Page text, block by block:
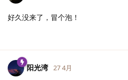
好久没来了，冒个泡！
阳光湾 27 4月